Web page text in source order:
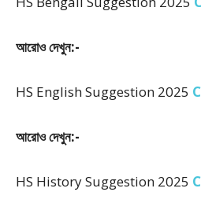
আরোও দেখুন:-
HS English Suggestion 2025
আরোও দেখুন:-
HS History Suggestion 2025